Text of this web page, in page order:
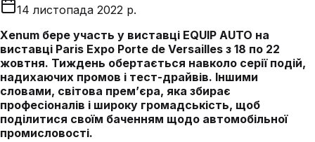
14 листопада 2022 р.
Xenum бере участь у виставці EQUIP AUTO на
виставці Paris Expo Porte de Versailles з 18 по 22
жовтня. Тиждень обертається навколо серії подій,
надихаючих промов і тест-драйвів. Іншими
словами, світова прем’єра, яка збирає
професіоналів і широку громадськість, щоб
поділитися своїм баченням щодо автомобільної
промисловості.